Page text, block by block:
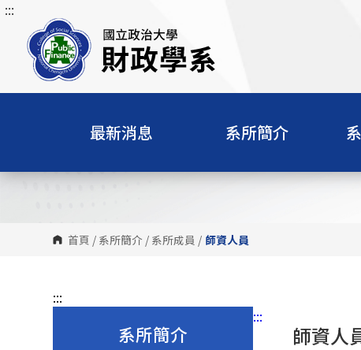
跳
內
:::
最新消息 系所簡介
首頁 / 系所簡介 / 系所成員 / 師資人員
:::
系所簡介
:::
師資人